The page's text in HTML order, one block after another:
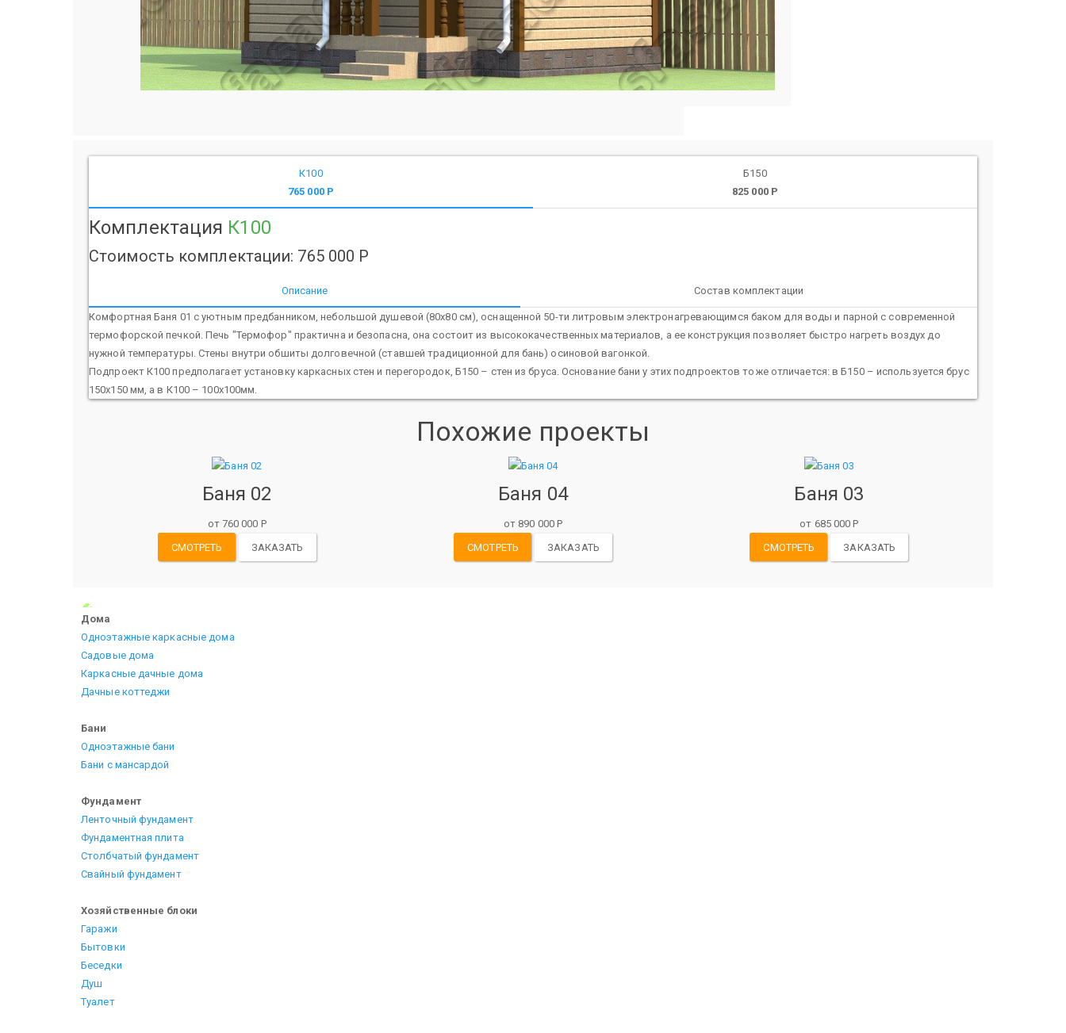
К100
765 000 Р
Б150
825 000 Р
Комплектация К100
Стоимость комплектации: 765 000 Р
Описание Состав комплектации
Комфортная Баня 01 с уютным предбанником, небольшой душевой (80х80 см), оснащенной 50-ти литровым электронагревающимся баком для воды и парной с современной
термофорской печкой. Печь "Термофор" практична и безопасна, она состоит из высококачественных материалов, а ее конструкция позволяет быстро нагреть воздух до
нужной температуры. Стены внутри обшиты долговечной (ставшей традиционной для бань) осиновой вагонкой.
Подпроект К100 предполагает установку каркасных стен и перегородок, Б150 – стен из бруса. Основание бани у этих подпроектов тоже отличается: в Б150 – используется брус
150х150 мм, а в К100 – 100х100мм.
Похожие проекты
Баня 02
от 760 000 Р
СМОТРЕТЬ
ЗАКАЗАТЬ
Баня 04
от 890 000 Р
СМОТРЕТЬ
ЗАКАЗАТЬ
Баня 03
от 685 000 Р
СМОТРЕТЬ
ЗАКАЗАТЬ
Дома
Одноэтажные каркасные дома
Садовые дома
Каркасные дачные дома
Дачные коттеджи
Бани
Одноэтажные бани
Бани с мансардой
Фундамент
Ленточный фундамент
Фундаментная плита
Столбчатый фундамент
Свайный фундамент
Хозяйственные блоки
Гаражи
Бытовки
Беседки
Душ
Туалет